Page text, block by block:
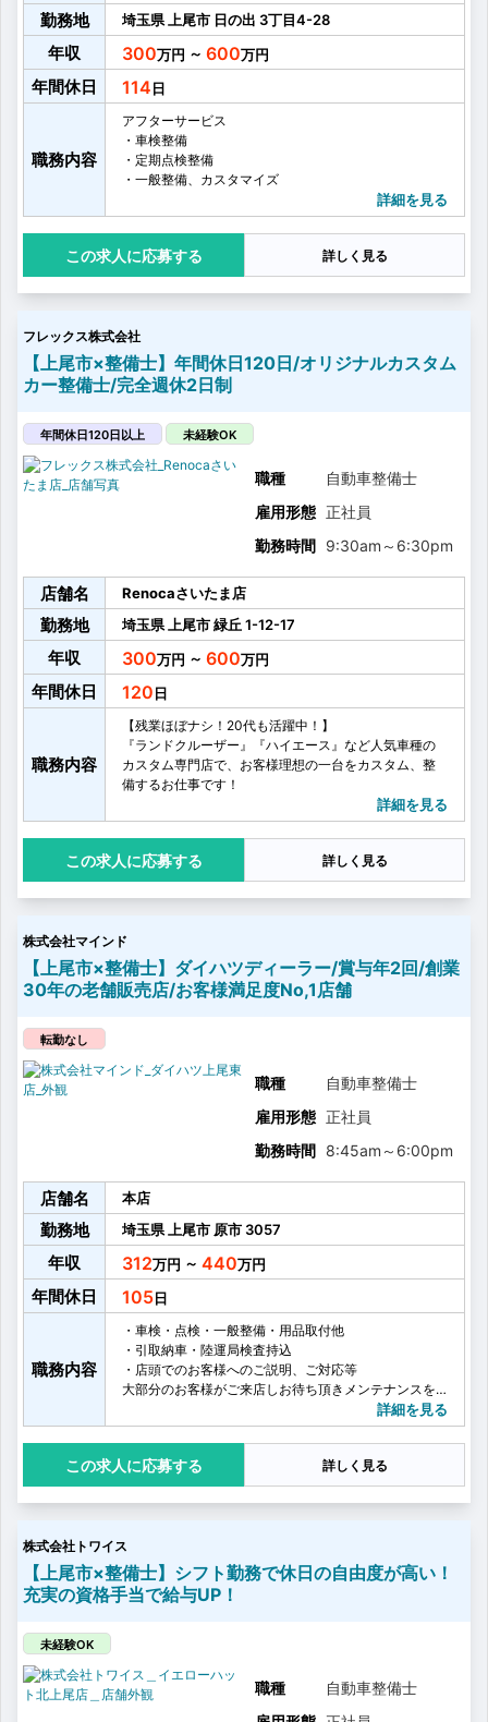
勤務地 埼玉県 上尾市 日の出 3丁目4-28
年収 300 ～ 600
年間休日 114
職務内容
アフターサービス
・車検整備
・定期点検整備
・一般整備、カスタマイズ
・お客様への整備結果説明
お客様の大切なお車の車検・点検・一般整備など、自
動車整備全般を行う仕事です。
確かな技術で確実・誠実な整備を行うことはもちろん
ですが、整備のプロとして、お客様に整備作業のご説
案も行って頂きます！
詳細を見る
応募する 詳しく見る
フレックス株式会社
【上尾市×整備士】年間休日120日/オリジナルカスタム
カー整備士/完全週休2日制
年間休日120日以上 未経験OK
職種
自動車整備士
雇用形態 正社員
勤務時間 9:30am ～ 6:30pm
店舗名 Renocaさいたま店
勤務地 埼玉県 上尾市緑丘 1-12-17
年収 300 ～ 600
年間休日 120
職務内容
【残業ほぼナシ！20代も活躍中！】
『ランドクルーザー』『ハイエース』など人気車種の
カスタム専門店で、お客様理想の一台をカスタム、整
備するお仕事です！
内装や外装にこだわりぬいた『ランドクルーザー』
や、キャンピングカー仕様にカスタムした『ハイエー
ス』はいまファミリー層に大人気。
【具体的には】
・自動車整備業務
・車検、点検
当社でお車をご購入いただいたお客様だけでなく、車
検のみをご希望のお客様の車の整備等も行っていただ
きます！
オリジナルのカスタムカーを整備することも多いた
詳細を見る
応募する 詳しく見る
株式会社マインド
【上尾市×整備士】ダイハツディーラー/賞与年2回/創業
30年の老舗販売店/お客様満足度No,1店舗
転勤なし
職種
自動車整備士
雇用形態 正社員
勤務時間 8:45am ～ 6:00pm
店舗名 本店
勤務地 埼玉県 上尾市 原市 3057
年収 312 ～ 440
年間休日 105
職務内容
・車検・点検・一般整備・用品取付他
・引取納車・陸運局検査持込
・店頭でのお客様へのご説明、ご対応等
大部分のお客様がご来店しお待ち頂きメンテナンスを
そのため、他整備工場に比べ軽作業（クィック）が多
いのも特徴です。
詳細を見る
応募する 詳しく見る
株式会社トワイス
【上尾市×整備士】シフト勤務で休日の自由度が高い！
充実の資格手当で給与UP！
未経験OK
職種
自動車整備士